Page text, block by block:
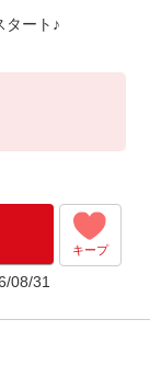
タート♪
キープ
08/31